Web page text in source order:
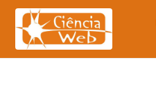
Pular
conteúdo